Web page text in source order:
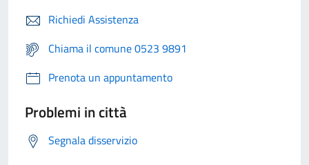
Richiedi Assistenza
Chiama il comune 0523 9891
Prenota un appuntamento
Problemi in città
Segnala disservizio